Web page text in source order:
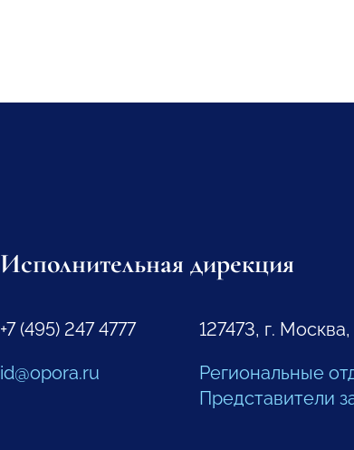
Исполнительная дирекция
+7 (495) 247 4777
id@opora.ru
127473, г.
Региональные
Представители